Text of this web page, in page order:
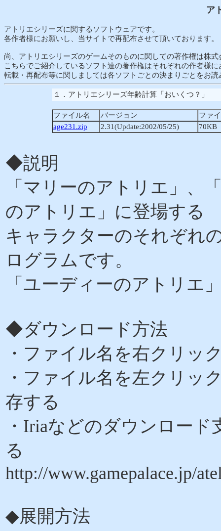
ア
アトリエシリーズに関するソフトウェアです。
各作者様にお願いし、当サイトで再配布させて頂いております。
尚、アトリエシリーズのゲームそのものに関しての著作権は株
こちらでご紹介しているソフト達の著作権はそれぞれの作者様に
転載・再配布等に関しましては各ソフトごとの決まりごとをお
１．アトリエシリーズ年齢計算「おいくつ？」
ファイル名 バージョン
ファ
age231.zip
2.31(Update:2002/05/25) 70KB
◆説明
「マリーのアトリエ」、
のアトリエ」に登場する
キャラクターのそれぞれ
ログラムです。
「ユーディーのアトリエ
◆ダウンロード方法
・ファイル名を右クリッ
・ファイル名を左クリ
存する
・Iriaなどのダウンロー
る
http://www.gamepalace.jp/
◆展開方法